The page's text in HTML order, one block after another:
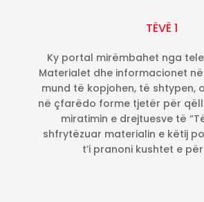
TËVË 1
Ky portal mirëmbahet nga
Materialet dhe informacionet
mund të kopjohen, të shtypen,
në çfarëdo forme tjetër për
miratimin e drejtuesve të
shfrytëzuar materialin e këtij
t’i pranoni kushtet e